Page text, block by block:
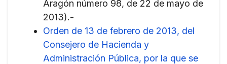
Aragón número 98, de 22 de mayo de
2013).-
Orden de 13 de febrero de 2013, del
Consejero de Hacienda y
Administración Pública, por la que se